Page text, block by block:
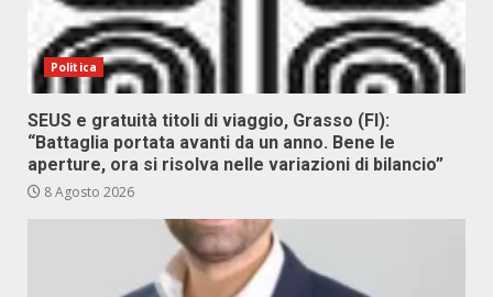
Politica
SEUS e gratuità titoli di viaggio, Grasso (FI):
“Battaglia portata avanti da un anno. Bene le
aperture, ora si risolva nelle variazioni di bilancio”
8 Agosto 2026